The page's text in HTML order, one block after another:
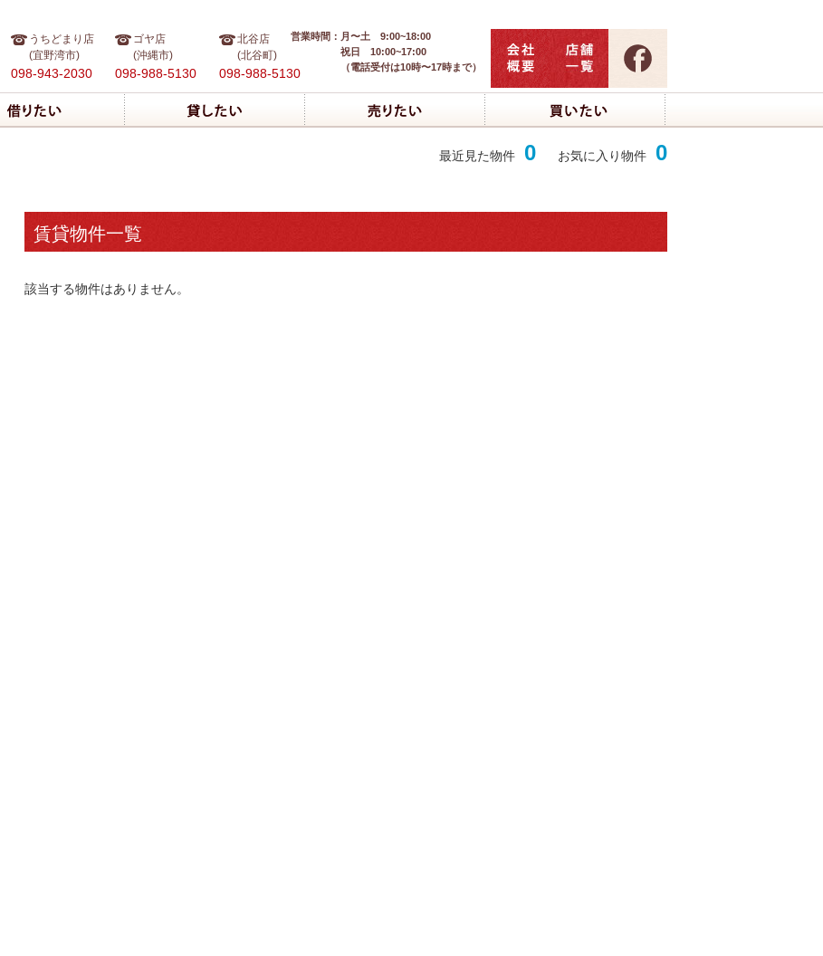
うちどまり店
(宜野湾市)
098-943-2030
ゴヤ店
(沖縄市)
098-988-5130
北谷店
(北谷町)
098-988-5130
営業時間： 月〜土 9:00~18:00
祝日 10:00~17:00
（電話受付は10時〜17時まで）
最近見た物件 0 お気に入り物件 0
賃貸物件一覧
該当する物件はありません。